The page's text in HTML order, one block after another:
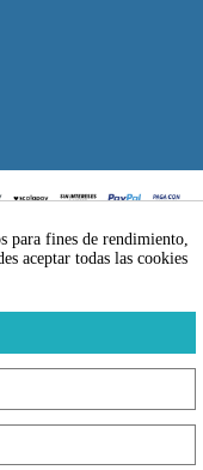
para fines de rendimiento,
aceptar todas las cookies